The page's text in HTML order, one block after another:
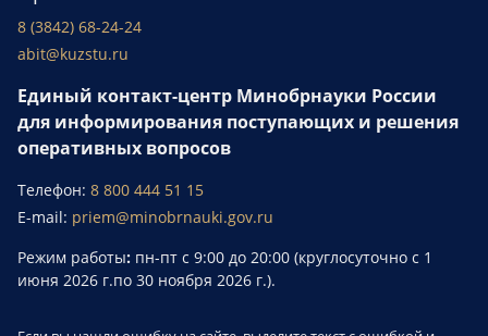
8 (3842) 68-24-24
abit@kuzstu.ru
Единый контакт-центр Минобрнауки России
для информирования поступающих и решения
оперативных вопросов
Телефон: 8 800 444 51 15
E-mail: priem@minobrnauki.gov.ru
Режим работы: пн-пт с 9:00 до 20:00 (круглосуточно с 1
июня 2026 г.по 30 ноября 2026 г.).